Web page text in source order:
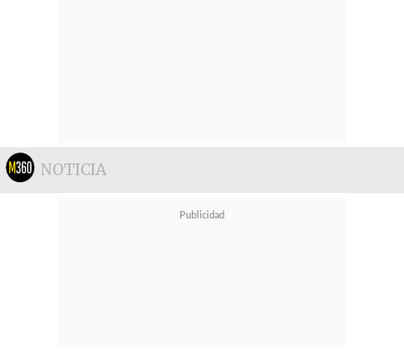
NOTICIA